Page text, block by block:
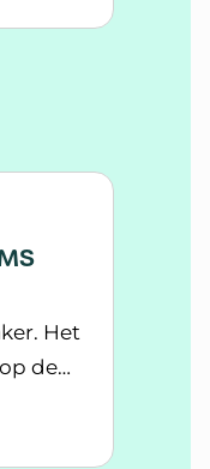
anno 2025:
Het
de